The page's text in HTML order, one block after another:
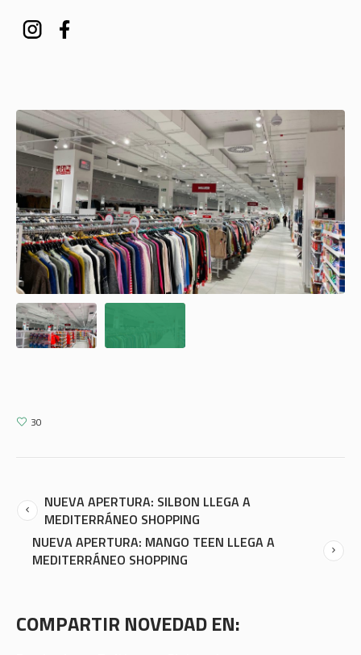
30
NUEVA APERTURA: SILBON LLEGA A
MEDITERRÁNEO SHOPPING
NUEVA APERTURA: MANGO TEEN LLEGA A
MEDITERRÁNEO SHOPPING
COMPARTIR NOVEDAD EN: